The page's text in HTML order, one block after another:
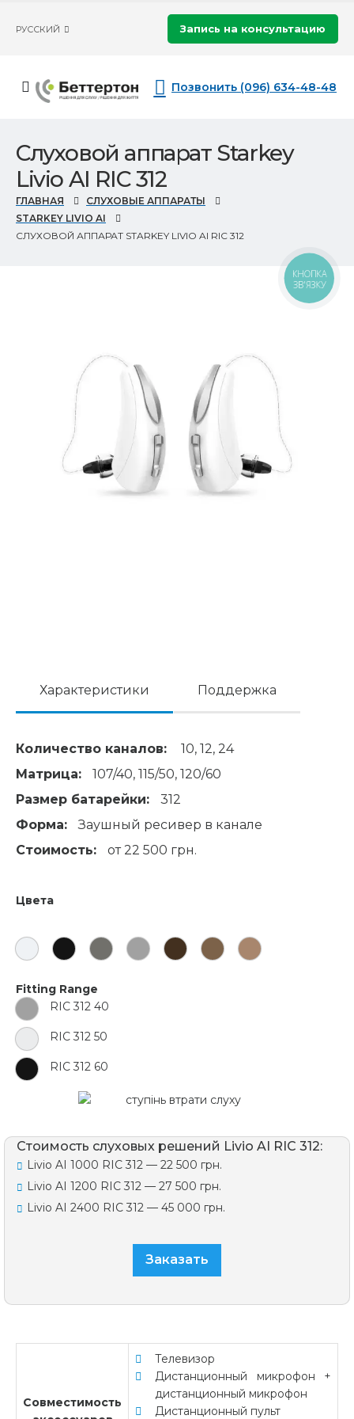
РУССКИЙ Запись на консультацию
Позвонить (096) 634-48-48
Слуховой аппарат Starkey
Livio AI RIC 312
ГЛАВНАЯ
СЛУХОВЫЕ АППАРАТЫ
STARKEY LIVIO AI
СЛУХОВОЙ АППАРАТ STARKEY LIVIO AI RIC 312
Характеристики Поддержка
Количество каналов:
10, 12, 24
Матрица:
107/40, 115/50, 120/60
Размер батарейки:
312
Форма:
Заушный ресивер в канале
Стоимость:
от 22 500 грн.
Цвета
Fitting Range
RIC 312 40
RIC 312 50
RIC 312 60
Стоимость слуховых решений Livio AI RIC 312:
Livio AI 1000 RIC 312 — 22 500 грн.
Livio AI 1200 RIC 312 — 27 500 грн.
Livio AI 2400 RIC 312 — 45 000 грн.
Заказать
Совместимость
Телевизор
Дистанционный микрофон +
дистанционный микрофон
Дистанционный пульт
КНОПКА
ЗВ'ЯЗКУ